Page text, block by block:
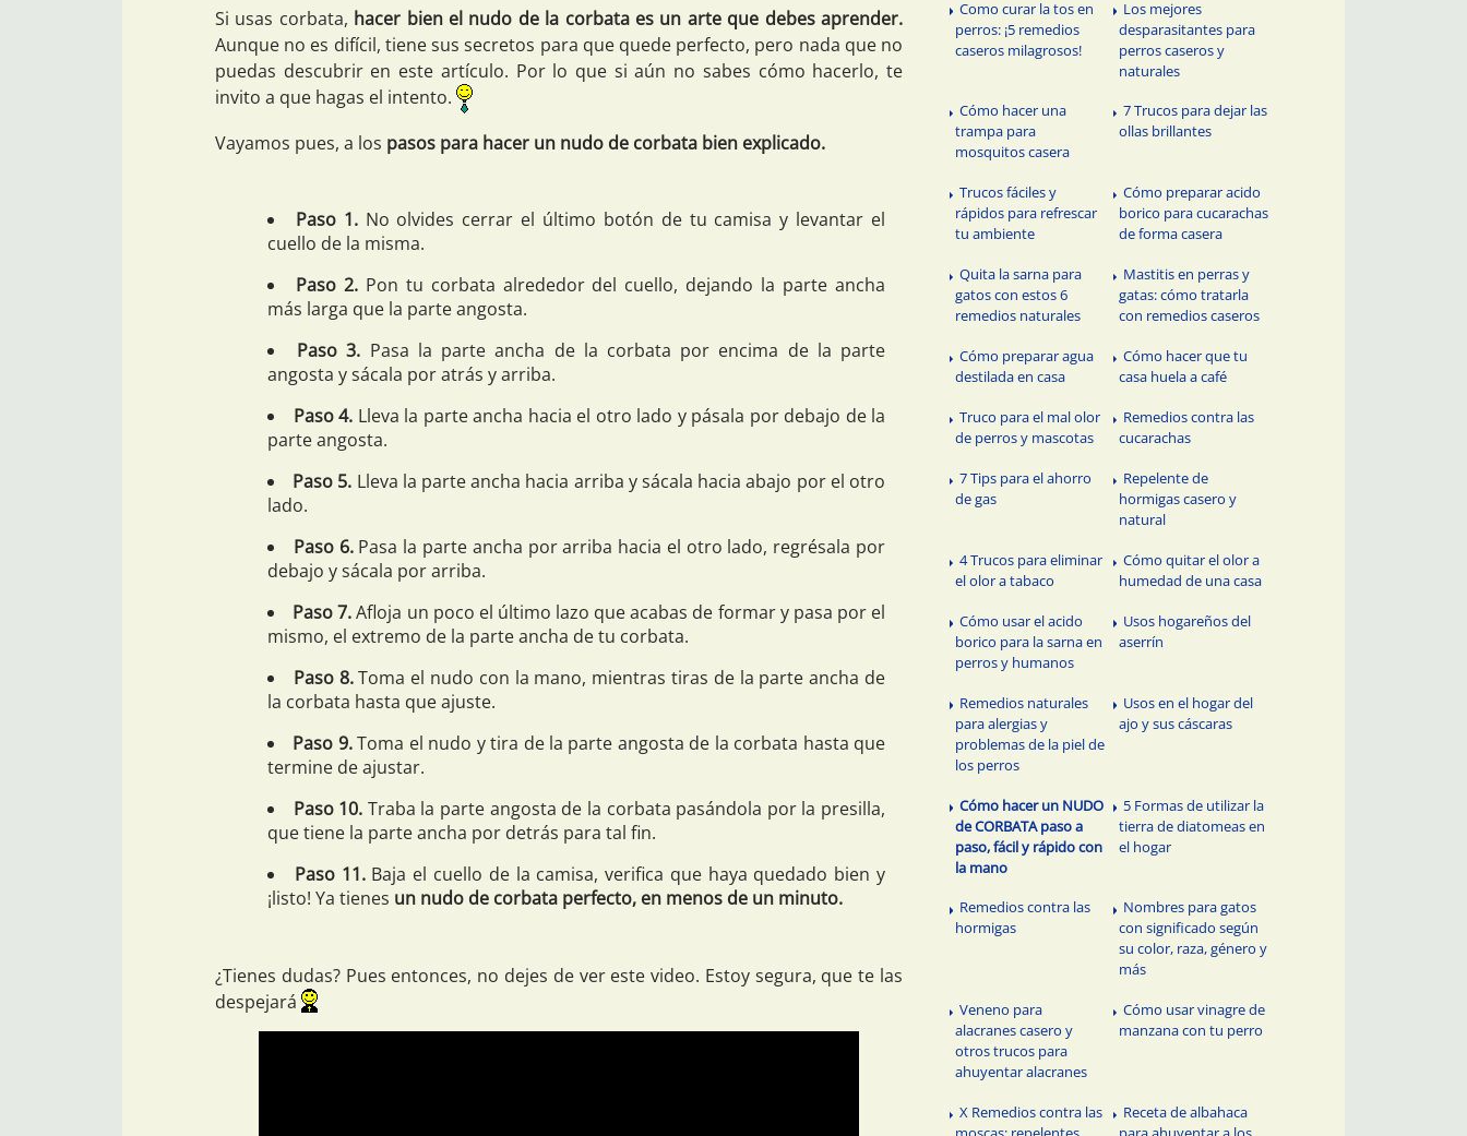
Si usas corbata, hacer bien el nudo de la corbata es un arte que debes aprender.
Aunque no es difícil, tiene sus secretos para que quede perfecto, pero nada que no
puedas descubrir en este artículo. Por lo que si aún no sabes cómo hacerlo, te
invito a que hagas el intento.
Vayamos pues, a los pasos para hacer un nudo de corbata bien explicado.
Paso 1.No olvides cerrar el último botón de tu camisa y levantar el
cuello de la misma.
Paso 2.Pon tu corbata alrededor del cuello, dejando la parte ancha
más larga que la parte angosta.
Paso 3. Pasa la parte ancha de la corbata por encima de la parte
angosta y sácala por atrás y arriba.
Paso 4. Lleva la parte ancha hacia el otro lado y pásala por debajo de la
parte angosta.
Paso 5. Lleva la parte ancha hacia arriba y sácala hacia abajo por el otro
lado.
Paso 6.Pasa la parte ancha por arriba hacia el otro lado, regrésala por
debajo y sácala por arriba.
Paso 7.Afloja un poco el último lazo que acabas de formar y pasa por el
mismo, el extremo de la parte ancha de tu corbata.
Paso 8.Toma el nudo con la mano, mientras tiras de la parte ancha de
la corbata hasta que ajuste.
Paso 9.Toma el nudo y tira de la parte angosta de la corbata hasta que
termine de ajustar.
Paso 10. Traba la parte angosta de la corbata pasándola por la presilla,
que tiene la parte ancha por detrás para tal fin.
Paso 11.Baja el cuello de la camisa, verifica que haya quedado bien y
¡listo! Ya tienes un nudo de corbata perfecto, en menos de un minuto.
¿Tienes dudas? Pues entonces, no dejes de ver este video. Estoy segura, que te las
despejará
Como curar la tos en
perros: ¡5 remedios
caseros milagrosos!
Los mejores
desparasitantes para
perros caseros y
naturales
Cómo hacer una
trampa para
mosquitos casera
7 Trucos para dejar las
ollas brillantes
Trucos fáciles y
rápidos para refrescar
tu ambiente
Cómo preparar acido
borico para cucarachas
de forma casera
Quita la sarna para
gatos con estos 6
remedios naturales
Mastitis en perras y
gatas: cómo tratarla
con remedios caseros
Cómo preparar agua
destilada en casa
Cómo hacer que tu
casa huela a café
Truco para el mal olor
de perros y mascotas
Remedios contra las
cucarachas
7 Tips para el ahorro
de gas
Repelente de
hormigas casero y
natural
4 Trucos para eliminar
el olor a tabaco
Cómo quitar el olor a
humedad de una casa
Cómo usar el acido
borico para la sarna en
perros y humanos
Usos hogareños del
aserrín
Remedios naturales
para alergias y
problemas de la piel de
los perros
Usos en el hogar del
ajo y sus cáscaras
Cómo hacer un NUDO
de CORBATA paso a
paso, fácil y rápido con
la mano
5 Formas de utilizar la
tierra de diatomeas en
el hogar
Remedios contra las
hormigas
Nombres para gatos
con significado según
su color, raza, género y
más
Veneno para
alacranes casero y
otros trucos para
ahuyentar alacranes
Cómo usar vinagre de
manzana con tu perro
X Remedios contra las
Receta de albahaca